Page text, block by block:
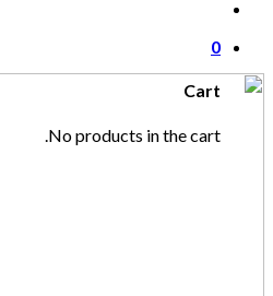
0
Cart
No products in the cart.